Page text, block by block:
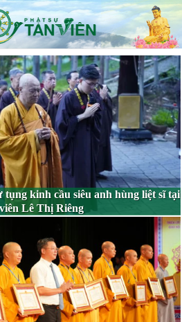
kinh cầu siêu anh hùng liệt sĩ tại
Lê Thị Riêng